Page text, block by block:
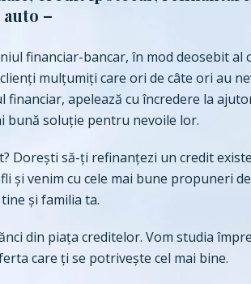
auto –
financiar-bancar, în mod deosebit al
mulțumiți care ori de câte ori au
financiar, apelează cu încredere la
bună soluție pentru nevoile lor.
Dorești să-ți refinanțezi un credit
și venim cu cele mai bune propuneri
și familia ta.
din piața creditelor. Vom studia
care ți se potrivește cel mai bine.